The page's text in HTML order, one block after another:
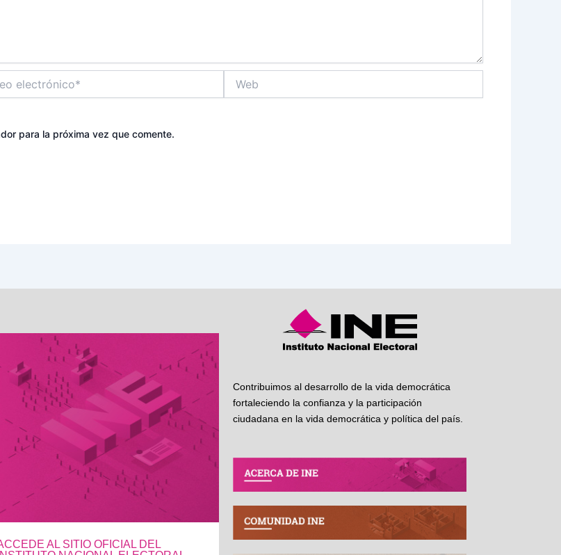
para la próxima vez que comente.
AL SITIO OFICIAL DEL
Contribuimos al desarrollo de la vida democrática
fortaleciendo la confianza y la participación
ciudadana en la vida democrática y política del país.